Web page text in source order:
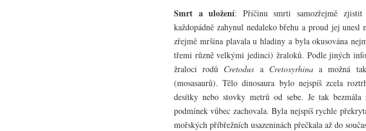
Smrt a uložení: Příčinu smrti samozřejmě zjistit
každopádně zahynul nedaleko břehu a proud jej unesl
zřejmě mršina plavala u hladiny a byla okusována
třemi různě velkými jedinci) žraloků. Podle jiných
žraloci rodů Cretodus a Cretoxyrhinaa možná
(mosasaurů). Tělo dinosaura bylo nejspíš zcela
desítky nebo stovky metrů od sebe. Je tak
podmínek vůbec zachovala. Byla nejspíš rychle
mořských příbřežních usazeninách přečkala až do